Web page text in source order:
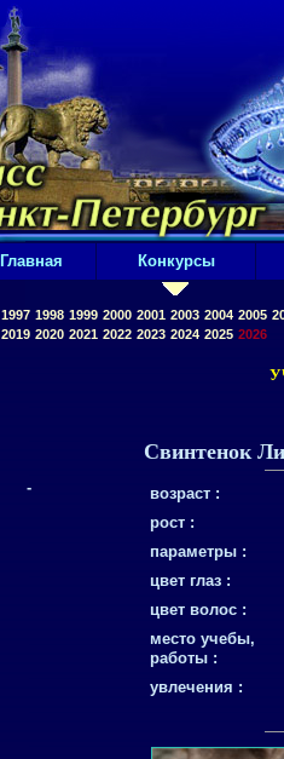
Главная Конкурсы
1997 1998 1999 2000 2001 2003 2004 2005
2019 2020 2021 2022 2023 2024 2025 2026
Свинтенок
-
возраст :
рост :
параметры :
цвет глаз :
цвет волос :
место учебы,
работы :
увлечения :